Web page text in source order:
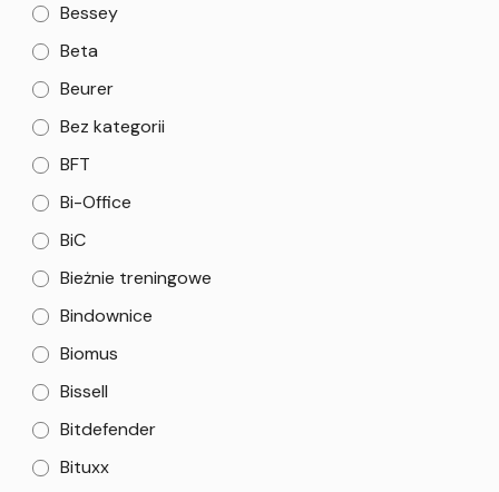
Bessey
Beta
Beurer
Bez kategorii
BFT
Bi-Office
BiC
Bieżnie treningowe
Bindownice
Biomus
Bissell
Bitdefender
Bituxx